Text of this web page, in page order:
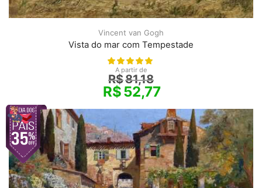
Vincent van Gogh
Vista do mar com Tempestade
A partir de
R$81,18
R$52,77